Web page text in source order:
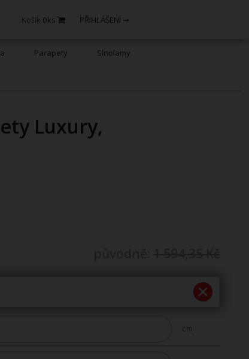
Košík 0ks PŘIHLÁŠENÍ ➞
Parapety Slnolamy
Luxury,
cm